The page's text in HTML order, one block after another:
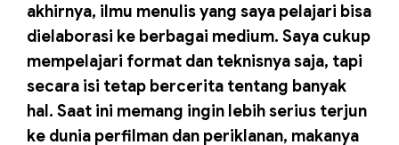
akhirnya, ilmu menulis yang saya pelajari bisa
dielaborasi ke berbagai medium. Saya cukup
mempelajari format dan teknisnya saja, tapi
secara isi tetap bercerita tentang banyak
hal. Saat ini memang ingin lebih serius terjun
ke dunia perfilman dan periklanan, makanya